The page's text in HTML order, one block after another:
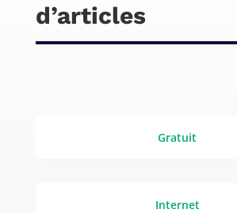
d’articles
Gratuit
Internet